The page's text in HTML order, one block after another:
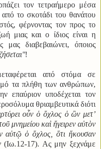
τον τετραήμερο μέσα
το σκοτάδι του θανάτου
φέρνοντας τον προς το
μιας και ο ίδιος είναι η
διαβεβαιώνει, όποιος
!
από στόμα σε
τα πλήθη των ανθρώπων,
επαύριον υποδέχεται τον
θριαμβευτικά διότι
οὖν ὁ ὄχλος ὁ ὢν μετ’
μνημείου καὶ ἤγειρεν αὐτὸν
αὐτῷ ὁ ὄχλος, ὅτι ἤκουσαν
(Ιω.12-17). Ας μην ξεχνάμε